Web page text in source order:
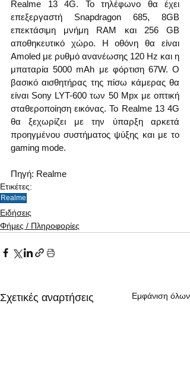
Realme 13 4G. Το τηλέφωνο θα έχει
επεξεργαστή Snapdragon 685, 8GB
επεκτάσιμη μνήμη RAM και 256 GB
αποθηκευτικό χώρο. Η οθόνη θα είναι
Amoled με ρυθμό ανανέωσης 120 Hz και η
μπαταρία 5000 mAh με φόρτιση 67W. Ο
βασικό αισθητήρας της πίσω κάμερας θα
είναι Sony LYT-600 των 50 Mpx με οπτική
σταθεροποίηση εικόνας. Το Realme 13 4G
θα ξεχωρίζει με την ύπαρξη αρκετά
προηγμένου συστήματος ψύξης και με το
gaming mode.
Πηγή: Realme
Ετικέτες:
Realme
Ειδήσεις
Φήμες / Πληροφορίες
Σχετικές αναρτήσεις Εμφάνιση όλων